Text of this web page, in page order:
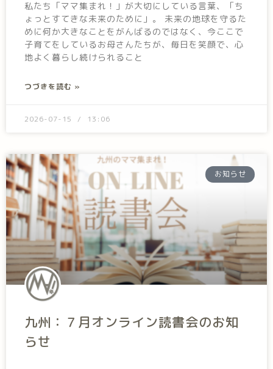
私たち「ママ集まれ！」が大切にしている言葉、「ち
ょっとすてきな未来のために」。 未来の地球を守るた
めに何か大きなことをがんばるのではなく、今ここで
子育てをしているお母さんたちが、毎日を笑顔で、心
地よく暮らし続けられること
つづきを読む »
2026-07-15 13:06
お知らせ
九州：７月オンライン読書会のお知
らせ